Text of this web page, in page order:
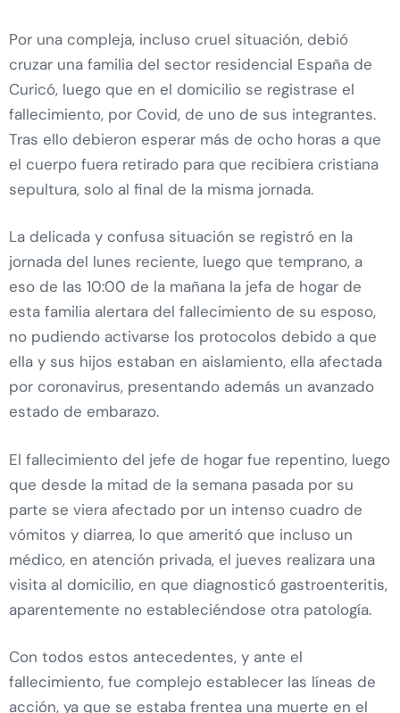
Por una compleja, incluso cruel situación, debió
cruzar una familia del sector residencial España de
Curicó, luego que en el domicilio se registrase el
fallecimiento, por Covid, de uno de sus integrantes.
Tras ello debieron esperar más de ocho horas a que
el cuerpo fuera retirado para que recibiera cristiana
sepultura, solo al final de la misma jornada.
La delicada y confusa situación se registró en la
jornada del lunes reciente, luego que temprano, a
eso de las 10:00 de la mañana la jefa de hogar de
esta familia alertara del fallecimiento de su esposo,
no pudiendo activarse los protocolos debido a que
ella y sus hijos estaban en aislamiento, ella afectada
por coronavirus, presentando además un avanzado
estado de embarazo.
El fallecimiento del jefe de hogar fue repentino, luego
que desde la mitad de la semana pasada por su
parte se viera afectado por un intenso cuadro de
vómitos y diarrea, lo que ameritó que incluso un
médico, en atención privada, el jueves realizara una
visita al domicilio, en que diagnosticó gastroenteritis,
aparentemente no estableciéndose otra patología.
Con todos estos antecedentes, y ante el
fallecimiento, fue complejo establecer las líneas de
acción, ya que se estaba frentea una muerte en el